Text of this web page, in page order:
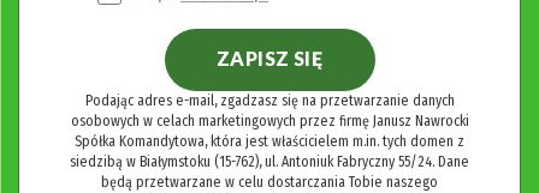
ZAPISZ SIĘ
Podając adres e-mail, zgadzasz się na przetwarzanie danych
osobowych w celach marketingowych przez firmę Janusz Nawrocki
Spółka Komandytowa, która jest właścicielem m.in. tych domen z
siedzibą w Białymstoku (15-762), ul. Antoniuk Fabryczny 55/24. Dane
będą przetwarzane w celu dostarczania Tobie naszego